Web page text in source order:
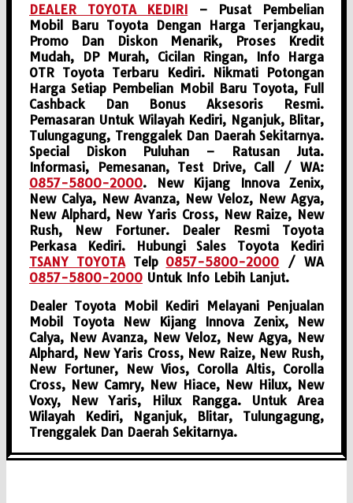
DEALER TOYOTA KEDIRI – Pusat Pembelian
Mobil Baru Toyota Dengan Harga Terjangkau,
Promo Dan Diskon Menarik, Proses Kredit
Mudah, DP Murah, Cicilan Ringan, Info Harga
OTR Toyota Terbaru Kediri. Nikmati Potongan
Harga Setiap Pembelian Mobil Baru Toyota, Full
Cashback Dan Bonus Aksesoris Resmi.
Pemasaran Untuk Wilayah Kediri, Nganjuk, Blitar,
Tulungagung, Trenggalek Dan Daerah Sekitarnya.
Special Diskon Puluhan – Ratusan Juta.
Informasi, Pemesanan, Test Drive, Call / WA:
0857-5800-2000. New Kijang Innova Zenix,
New Calya, New Avanza, New Veloz, New Agya,
New Alphard, New Yaris Cross, New Raize, New
Rush, New Fortuner. Dealer Resmi Toyota
Perkasa Kediri. Hubungi Sales Toyota Kediri
TSANY TOYOTATelp 0857-5800-2000 / WA
0857-5800-2000 Untuk Info Lebih Lanjut.
Dealer Toyota Mobil Kediri Melayani Penjualan
Mobil Toyota New Kijang Innova Zenix, New
Calya, New Avanza, New Veloz, New Agya, New
Alphard, New Yaris Cross, New Raize, New Rush,
New Fortuner, New Vios, Corolla Altis, Corolla
Cross, New Camry, New Hiace, New Hilux, New
Voxy, New Yaris, Hilux Rangga. Untuk Area
Wilayah Kediri, Nganjuk, Blitar, Tulungagung,
Trenggalek Dan Daerah Sekitarnya.